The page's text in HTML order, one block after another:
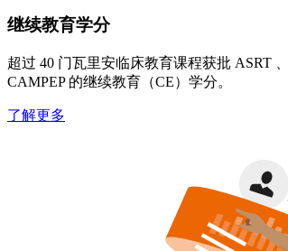
继续教育学分
超过 40 门瓦里安临床教育课程获批 ASRT
CAMPEP 的继续教育（CE）学分。
了解更多